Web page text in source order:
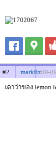
#2 markiiz09-
เดาว่าของ